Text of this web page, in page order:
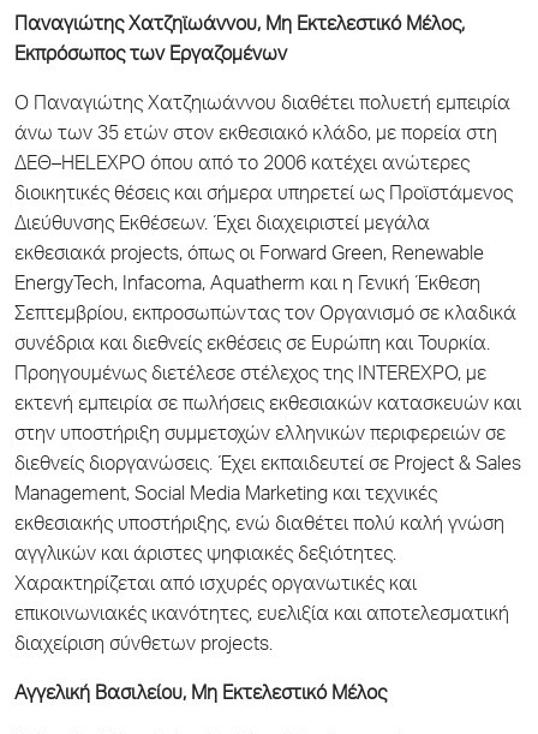
Παναγιώτης Χατζηϊωάννου, Μη Εκτελεστικό Μέλος,
Εκπρόσωπος των Εργαζομένων
Ο Παναγιώτης Χατζηιωάννου διαθέτει πολυετή εμπειρία
άνω των 35 ετών στον εκθεσιακό κλάδο, με πορεία στη
ΔΕΘ–HELEXPO όπου από το 2006 κατέχει ανώτερες
διοικητικές θέσεις και σήμερα υπηρετεί ως Προϊστάμενος
Διεύθυνσης Εκθέσεων. Έχει διαχειριστεί μεγάλα
εκθεσιακά projects, όπως οι Forward Green, Renewable
EnergyTech, Infacoma, Aquatherm και η Γενική Έκθεση
Σεπτεμβρίου, εκπροσωπώντας τον Οργανισμό σε κλαδικά
συνέδρια και διεθνείς εκθέσεις σε Ευρώπη και Τουρκία.
Προηγουμένως διετέλεσε στέλεχος της INTEREXPO, με
εκτενή εμπειρία σε πωλήσεις εκθεσιακών κατασκευών και
στην υποστήριξη συμμετοχών ελληνικών περιφερειών σε
διεθνείς διοργανώσεις. Έχει εκπαιδευτεί σε Project & Sales
Management, Social Media Marketing και τεχνικές
εκθεσιακής υποστήριξης, ενώ διαθέτει πολύ καλή γνώση
αγγλικών και άριστες ψηφιακές δεξιότητες.
Χαρακτηρίζεται από ισχυρές οργανωτικές και
επικοινωνιακές ικανότητες, ευελιξία και αποτελεσματική
διαχείριση σύνθετων projects.
Αγγελική Βασιλείου, Μη Εκτελεστικό Μέλος